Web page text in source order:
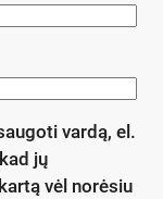
vardą, el.
jų
vėl norėsiu